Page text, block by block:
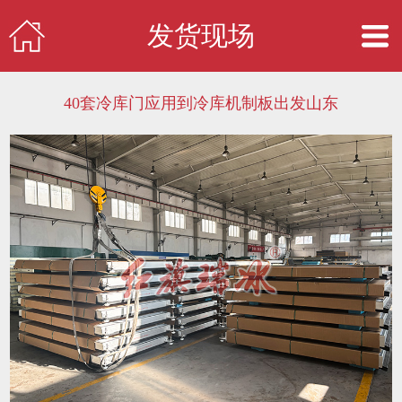
发货现场
40套冷库门应用到冷库机制板出发山东